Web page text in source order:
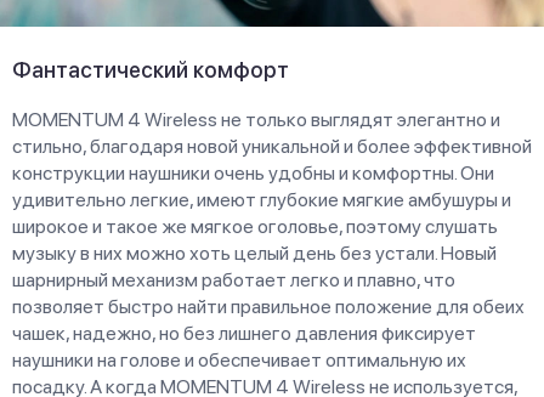
Фантастический комфорт
MOMENTUM 4 Wireless не только выглядят элегантно и
стильно, благодаря новой уникальной и более эффективной
конструкции наушники очень удобны и комфортны. Они
удивительно легкие, имеют глубокие мягкие амбушуры и
широкое и такое же мягкое оголовье, поэтому слушать
музыку в них можно хоть целый день без устали. Новый
шарнирный механизм работает легко и плавно, что
позволяет быстро найти правильное положение для обеих
чашек, надежно, но без лишнего давления фиксирует
наушники на голове и обеспечивает оптимальную их
посадку. А когда MOMENTUM 4 Wireless не используется,